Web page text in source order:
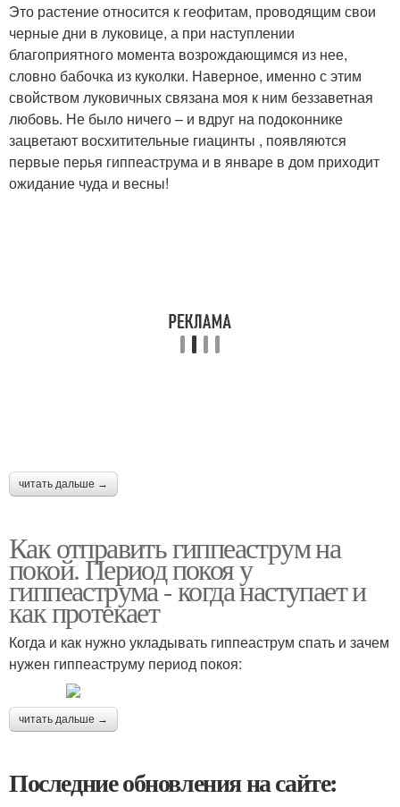
Это растение относится к геофитам, проводящим свои
черные дни в луковице, а при наступлении
благоприятного момента возрождающимся из нее,
словно бабочка из куколки. Наверное, именно с этим
свойством луковичных связана моя к ним беззаветная
любовь. Не было ничего – и вдруг на подоконнике
зацветают восхитительные гиацинты , появляются
первые перья гиппеаструма и в январе в дом приходит
ожидание чуда и весны!
читать дальше →
Как отправить гиппеаструм на
покой. Период покоя у
гиппеаструма - когда наступает и
как протекает
Когда и как нужно укладывать гиппеаструм спать и зачем
нужен гиппеаструму период покоя:
читать дальше →
Последние обновления на сайте: